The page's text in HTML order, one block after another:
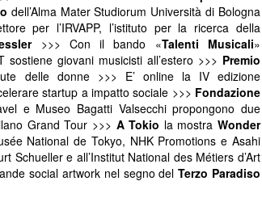
dell’Alma Mater Studiorum Università di Bologna
per l’IRVAPP, l’istituto per la ricerca della
>>> Con il bando «Talenti Musicali»
sostiene giovani musicisti all’estero >>> Premio
delle donne >>> E’ online la IV edizione
startup a impatto sociale >>> Fondazione
e Museo Bagatti Valsecchi propongono due
Grand Tour >>> A Tokio la mostra Wonder
National de Tokyo, NHK Promotions e Asahi
Schueller e all’Institut National des Métiers d’Art
social artwork nel segno del Terzo Paradiso